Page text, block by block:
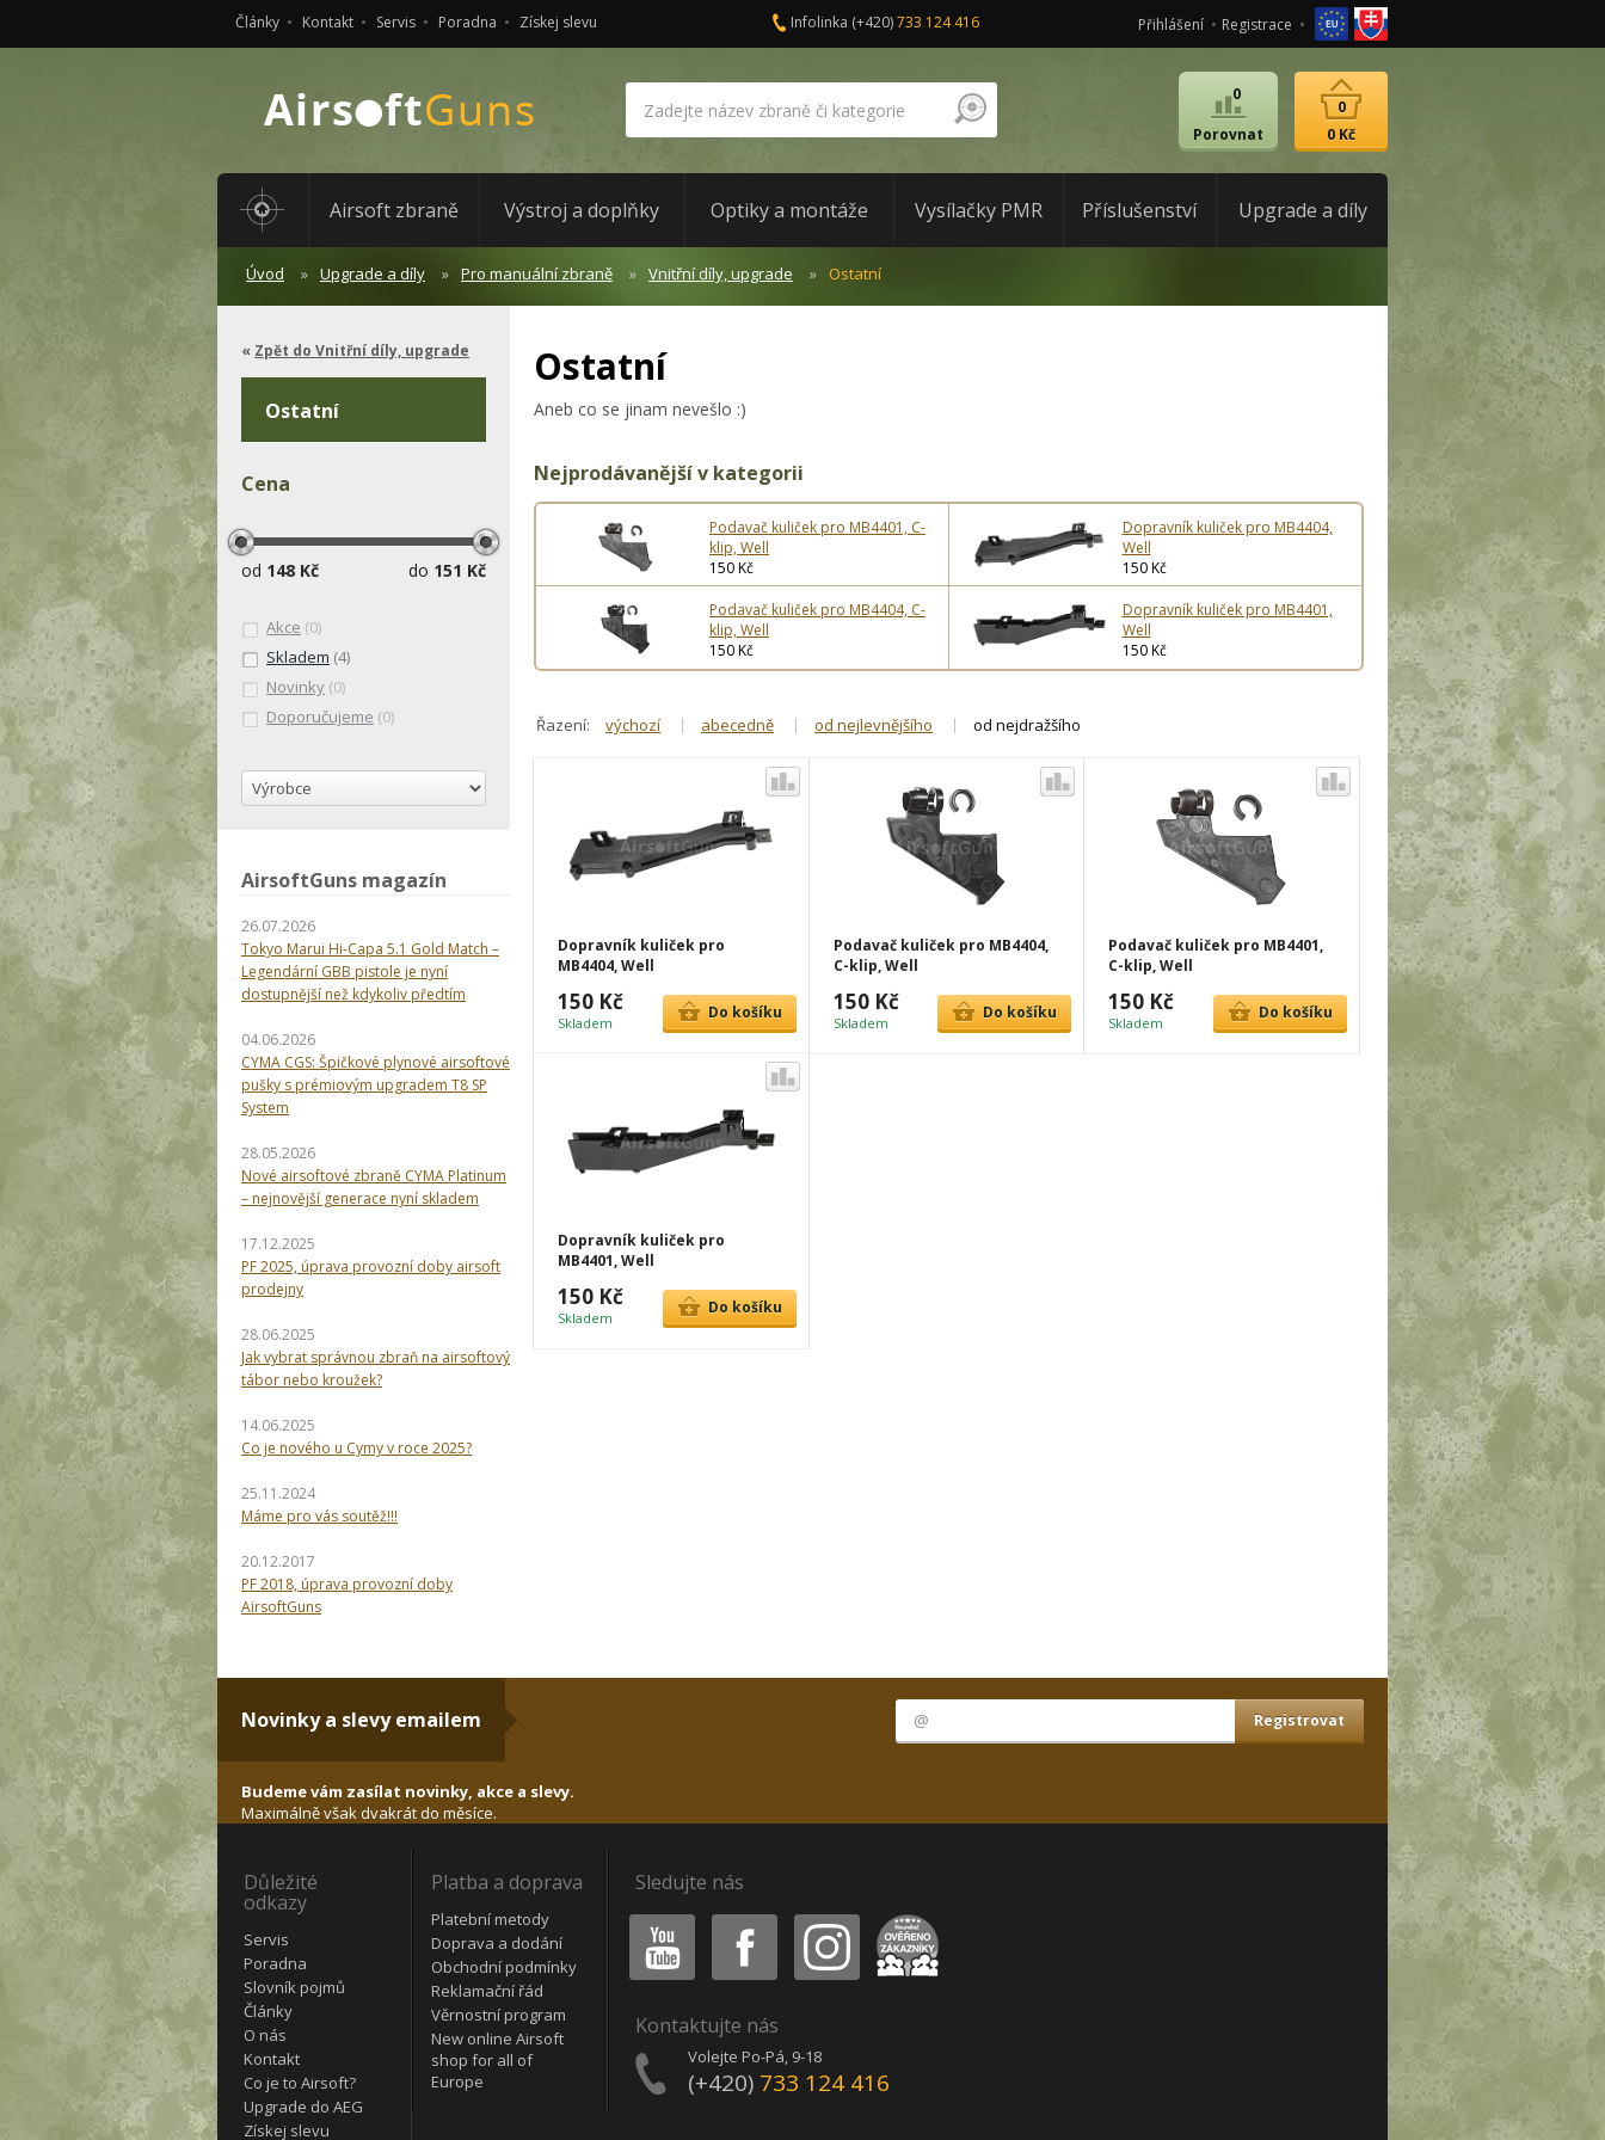
Články Kontakt Servis Poradna Získej slevu Infolinka (+420)733 124 416 Přihlášení Registrace
Porovnat
0
0 Kč
0
Airsoft zbraně Výstroj a doplňky Optiky a montáže Vysílačky PMR Příslušenství Upgrade a díly
Úvod Upgrade a díly Pro manuální zbraně Vnitřní díly, upgrade Ostatní
Ostatní
Aneb co se jinam nevešlo :)
Nejprodávanější v kategorii
Podavač kuliček pro MB4401, C-
klip, Well
150 Kč
Dopravník kuliček pro MB4404,
Well
150 Kč
Podavač kuliček pro MB4404, C-
klip, Well
150 Kč
Dopravník kuliček pro MB4401,
Well
150 Kč
Řazení: výchozí abecedně od nejlevnějšího od nejdražšího
Dopravník kuliček pro
MB4404, Well
150 Kč
Skladem
Do košíku
Podavač kuliček pro MB4404,
C-klip, Well
150 Kč
Skladem
Do košíku
Podavač kuliček pro MB4401,
C-klip, Well
150 Kč
Skladem
Do košíku
Dopravník kuliček pro
MB4401, Well
150 Kč
Skladem
Do košíku
Zpět do Vnitřní díly, upgrade
Ostatní
Cena
od 148 Kč do 151 Kč
Akce (0)
Skladem (4)
Novinky (0)
Doporučujeme (0)
AirsoftGuns magazín
26.07.2026
Tokyo Marui Hi-Capa 5.1 Gold Match –
Legendární GBB pistole je nyní
dostupnější než kdykoliv předtím
04.06.2026
CYMA CGS: Špičkové plynové airsoftové
pušky s prémiovým upgradem T8 SP
System
28.05.2026
Nové airsoftové zbraně CYMA Platinum
– nejnovější generace nyní skladem
17.12.2025
PF 2025, úprava provozní doby airsoft
prodejny
28.06.2025
Jak vybrat správnou zbraň na airsoftový
tábor nebo kroužek?
14.06.2025
Co je nového u Cymy v roce 2025?
25.11.2024
Máme pro vás soutěž!!!
20.12.2017
PF 2018, úprava provozní doby
AirsoftGuns
Novinky a slevy emailem
Budeme vám zasílat novinky, akce a slevy.
Maximálně však dvakrát do měsíce.
Důležité
odkazy
Servis
Poradna
Slovník pojmů
Články
O nás
Kontakt
Co je to Airsoft?
Upgrade do AEG
Získej slevu
Platba a doprava
Platební metody
Doprava a dodání
Obchodní podmínky
Reklamační řád
Věrnostní program
New online Airsoft
shop for all of
Europe
Sledujte nás
Youtube Facebook Instagram Heureka
Kontaktujte nás
Volejte Po-Pá, 9-18
(+420) 733 124 416